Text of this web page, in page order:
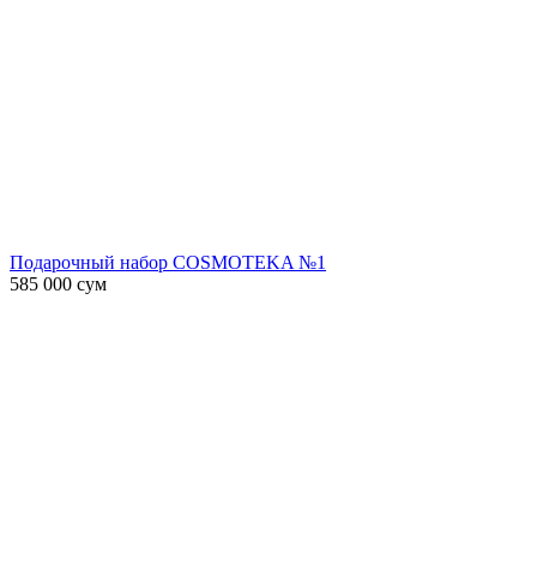
Подарочный набор COSMOTEKA №1
585 000 сум